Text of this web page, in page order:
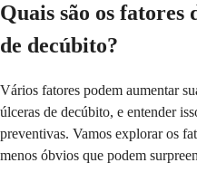
Quais são os fatores
de decúbito?
Vários fatores podem aumentar
úlceras de decúbito, e entender
preventivas. Vamos explorar os
menos óbvios que podem